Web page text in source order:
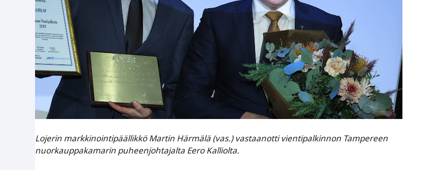
Lojerin markkinointipäällikkö Martin Härmälä (vas.) vastaanotti vientipalkinnon Tampereen
nuorkauppakamarin puheenjohtajalta Eero Kalliolta.